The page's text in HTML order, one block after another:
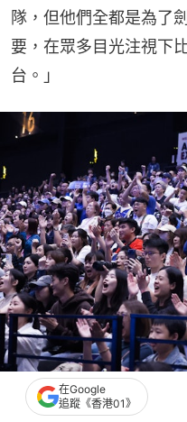
隊，但他們全都是為了
要，在眾多目光注視下
台。」
面對接近全場支持港隊的主場，比
在Google
追蹤《香港01》